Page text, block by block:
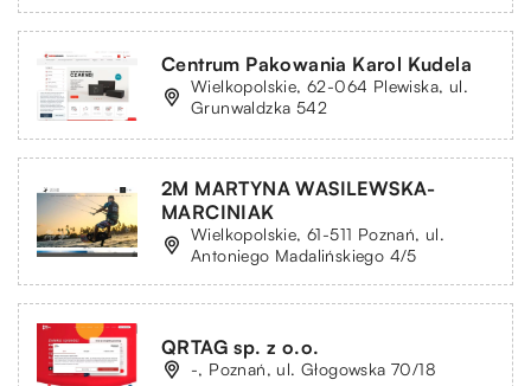
Centrum Pakowania Karol Kudela
Wielkopolskie, 62-064 Plewiska, ul.
Grunwaldzka 542
2M MARTYNA WASILEWSKA-
MARCINIAK
Wielkopolskie, 61-511 Poznań, ul.
Antoniego Madalińskiego 4/5
QRTAG sp. z o.o.
-, Poznań, ul. Głogowska 70/18